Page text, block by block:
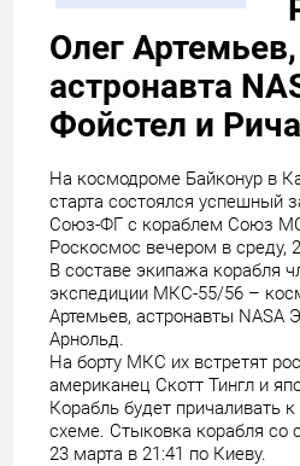
Олег
астронавта
Фойстел и
На космодроме Байконур в
старта состоялся успешный
Союз-ФГ с кораблем Союз
Роскосмос вечером в среду,
В составе экипажа корабля
экспедиции МКС-55/56 –
Артемьев, астронавты NASA
Арнольд.
На борту МКС их встретят
американец Скотт Тингл и
Корабль будет причаливать
схеме. Стыковка корабля со
23 марта в 21:41 по Киеву.